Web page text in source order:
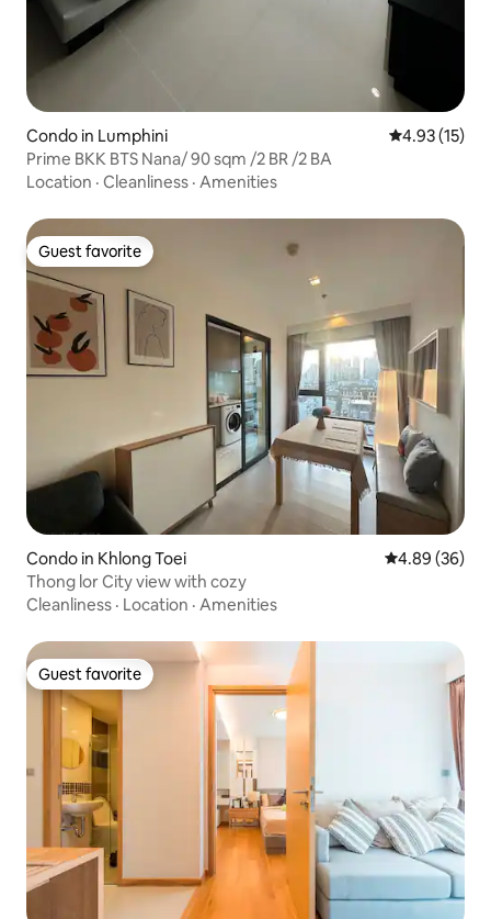
Condo in Lumphini 4.93 out of 5
4.93 (15)
Prime BKK BTS Nana/ 90 sqm /2 BR /2 BA
Location · Cleanliness · Amenities
Guest favorite
Guest favorite
Condo in Khlong Toei 4.89 out of 5
4.89 (36)
Thong lor City view with cozy
Cleanliness · Location · Amenities
Guest favorite
Guest favorite